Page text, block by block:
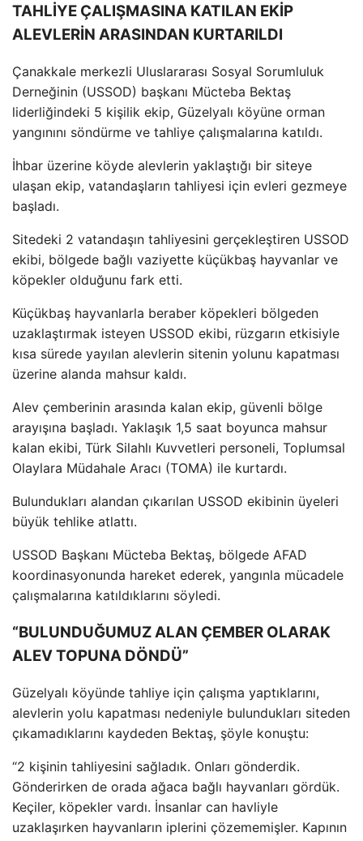
TAHLİYE ÇALIŞMASINA KATILAN EKİP
ALEVLERİN ARASINDAN KURTARILDI
Çanakkale merkezli Uluslararası Sosyal Sorumluluk
Derneğinin (USSOD) başkanı Mücteba Bektaş
liderliğindeki 5 kişilik ekip, Güzelyalı köyüne orman
yangınını söndürme ve tahliye çalışmalarına katıldı.
İhbar üzerine köyde alevlerin yaklaştığı bir siteye
ulaşan ekip, vatandaşların tahliyesi için evleri gezmeye
başladı.
Sitedeki 2 vatandaşın tahliyesini gerçekleştiren USSOD
ekibi, bölgede bağlı vaziyette küçükbaş hayvanlar ve
köpekler olduğunu fark etti.
Küçükbaş hayvanlarla beraber köpekleri bölgeden
uzaklaştırmak isteyen USSOD ekibi, rüzgarın etkisiyle
kısa sürede yayılan alevlerin sitenin yolunu kapatması
üzerine alanda mahsur kaldı.
Alev çemberinin arasında kalan ekip, güvenli bölge
arayışına başladı. Yaklaşık 1,5 saat boyunca mahsur
kalan ekibi, Türk Silahlı Kuvvetleri personeli, Toplumsal
Olaylara Müdahale Aracı (TOMA) ile kurtardı.
Bulundukları alandan çıkarılan USSOD ekibinin üyeleri
büyük tehlike atlattı.
USSOD Başkanı Mücteba Bektaş, bölgede AFAD
koordinasyonunda hareket ederek, yangınla mücadele
çalışmalarına katıldıklarını söyledi.
“BULUNDUĞUMUZ ALAN ÇEMBER OLARAK
ALEV TOPUNA DÖNDÜ”
Güzelyalı köyünde tahliye için çalışma yaptıklarını,
alevlerin yolu kapatması nedeniyle bulundukları siteden
çıkamadıklarını kaydeden Bektaş, şöyle konuştu:
“2 kişinin tahliyesini sağladık. Onları gönderdik.
Gönderirken de orada ağaca bağlı hayvanları gördük.
Keçiler, köpekler vardı. İnsanlar can havliyle
uzaklaşırken hayvanların iplerini çözememişler. Kapının